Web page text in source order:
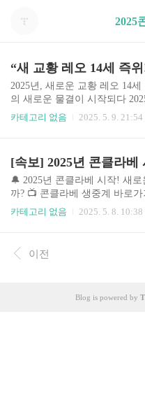
2025
2025년, 새로운 교황 레오 14세
의 새로운 물결이 시작되다
톨릭 신자들의 이목이 바티칸
니다. 새 교황 ‘레오14세’는 누
바로가기) 👤 레오 14세는 누구
본명은 안드레아 로마넬리
리아 밀라노 태생으로, 청년 시
난민 구호 활동에 헌신한 인물
적인 디지털 윤리와 인공지능
가진 인물로 평가받고 있습니..
카테고리 없음 2025. 5. 9. 21:54
🔔 2025년 콘클라베 시작! 새
까? 📺 콘클라베 생중계 바로가
프란치스코 교황의 선종 소식
선출하기 위한 콘클라베
며, 전통과 의식이 가득한 시스
을 선출하는 비밀회의입니다.
카테고리 없음 2025. 5. 8. 10:38
이전
Blog is powered by